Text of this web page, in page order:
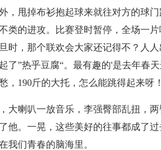
，甩掉布衫抱起球来就往对方的球
类的进攻。比赛登时暂停，全场一
时，那个联欢会大家还记得不？人
了”热乎豆腐“。最有趣的'是去年春
，190斤的大托，怎么能跳得起来呀！
大喇叭一放音乐，李强臀部乱扭，
他。一晃，这些美好的往事都成了
我们青春的脑海里。